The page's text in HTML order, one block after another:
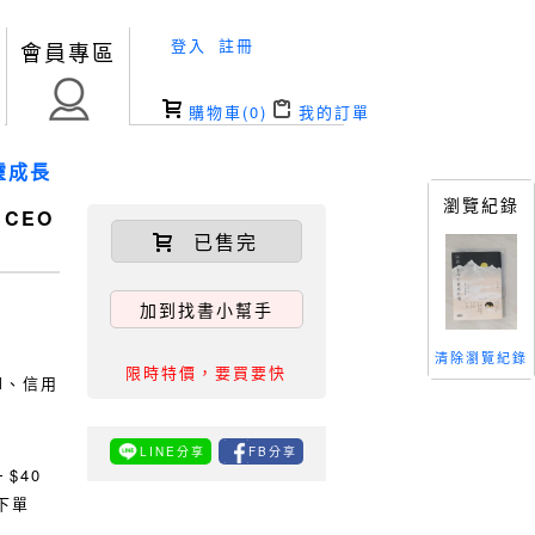
會員專區 登入 註冊
購物車(0) 我的訂單
成長
信用
$40
單
已售完
加到找書小幫手
限時特價，要買要快
LINE分享 FB分享
瀏覽紀錄
清除瀏覽紀錄